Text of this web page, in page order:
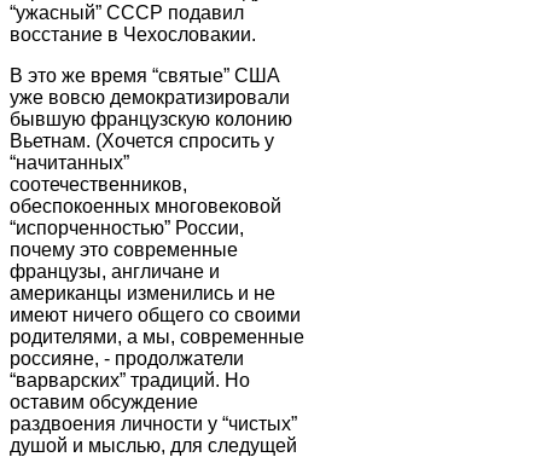
“ужасный” СССР подавил
восстание в Чехословакии.
В это же время “святые” США
уже вовсю демократизировали
бывшую французскую колонию
Вьетнам. (Хочется спросить у
“начитанных”
соотечественников,
обеспокоенных многовековой
“испорченностью” России,
почему это современные
французы, англичане и
американцы изменились и не
имеют ничего общего со своими
родителями, а мы, современные
россияне, - продолжатели
“варварских” традиций. Но
оставим обсуждение
раздвоения личности у “чистых”
душой и мыслью, для следущей